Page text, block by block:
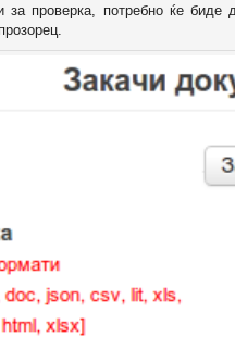
за проверка, потребно ќе биде